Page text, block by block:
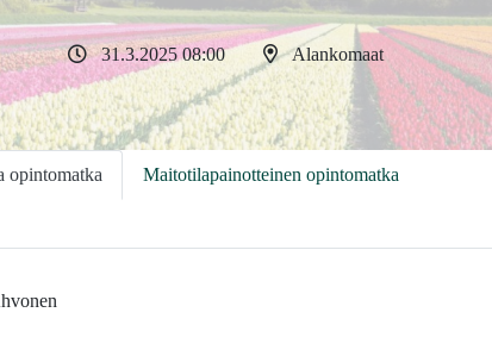
31.3.2025 08:00 Alankomaat
opintomatka Maitotilapainotteinen opintomatka